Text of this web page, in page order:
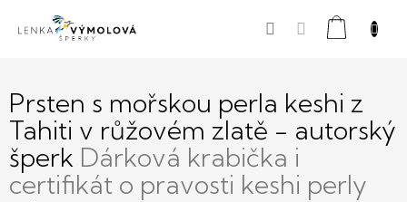
Nákupní
Prsten s mořskou perla keshi z
Tahiti v růžovém zlatě - autorský
šperk Dárková krabička i
certifikát o pravosti keshi perly